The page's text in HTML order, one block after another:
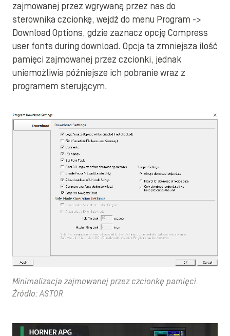
zajmowanej przez wgrywaną przez nas do
sterownika czcionkę, wejdź do menu Program ->
Download Options, gdzie zaznacz opcję Compress
user fonts during download. Opcja ta zmniejsza ilość
pamięci zajmowanej przez czcionki, jednak
uniemożliwia późniejsze ich pobranie wraz z
programem sterującym.
Minimalizacja zajmowanej przez czcionkę pamięci.
Źródło: ASTOR